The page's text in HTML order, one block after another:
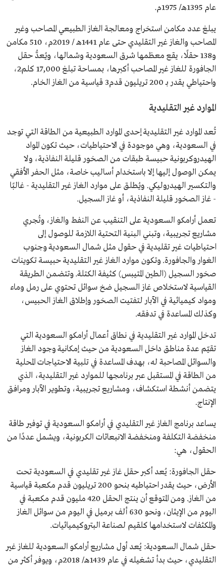
عام 1395هـ/ 1975م.
يبلغ عدد مكامن استخراج ومعالجة الغاز الطبيعي المصاحب وغير
المصاحب والغاز غير التقليدي حتى عام 1441هـ / 2019م، 510 مكامن
و138 حقلًا، يقع معظمها شرق السعودية وشمالها، ويُعدُّ حقل
الجافورة للغاز غير المصاحب أكبرها، بمساحة تبلغ 17,000 كلم2،
واحتياطي يقدر بـ 200 تريليون قدم3 قياسية من الغاز الخام.
الموارد غير التقليدية
تُعد الموارد غير التقليدية إحدى الموارد الطبيعية من الطاقة التي توجد
في السعودية، وهي موجودة في الاحتياطيات، حيث تكون المواد
الهيدروكربونية حبيسة طبقات من الصخور قليلة النفاذية، ولا
يمكن الوصول إليها إلا باستخدام أساليب خاصة، مثل الحفر الأفقي
والتكسير الهيدروليكي. ويُطلق على موارد الغاز غير التقليدية - غالبًا
- غاز الصخور قليلة النفاذية، أو غاز السجيل.
تعمل أرامكو السعودية على التنقيب عن النفط والغاز، وتُجري
مشاريع تجريبية، وتبني البنية التحتية اللازمة للوصول إلى
احتياطيات غير تقليدية في حقول مثل شمال السعودية وجنوب
الغوار والجافورة. وتكون موارد الغاز غير التقليدية حبيسة تكوينات
صخور السجيل (الطين المتيبس) كثيفة الكتلة. وتتضمن الطريقة
القياسية لاستخلاص غاز السجيل ضخ سوائل تحتوي على رمل وماء
ومواد كيميائية في الآبار لتفتيت الصخور وإطلاق الغاز الحبيس،
وكذلك المساعدة في تدفقه.
تدخل الموارد غير التقليدية في نطاق أعمال أرامكو السعودية التي
تقيّم عدة مناطق داخل السعودية من حيث إمكانية وجود الغاز
والسوائل المصاحبة له، بهدف المساعدة في تلبية الاحتياجات المحلية
من الطاقة في المستقبل عبر برنامجها للموارد غير التقليدية، الذي
يتضمن أنشطة استكشاف، ومشاريع تجريبية، وتطوير الآبار ومرافق
الإنتاج.
يساعد برنامج الغاز غير التقليدي في أرامكو السعودية في توفير طاقة
منخفضة التكلفة ومنخفضة الانبعاثات الكربونية، ويشمل عددًا من
الحقول، هي:
حقل الجافورة: يُعد أكبر حقل غاز غير تقليدي في السعودية تحت
الأرض، حيث يقدر احتياطيه بنحو 200 تريليون قدم مكعبة قياسية
من الغاز. ومن المتوقع أن ينتج الحقل 420 مليون قدم مكعبة في
اليوم من الإيثان، ونحو 630 ألف برميل في اليوم من سوائل الغاز
والمكثفات لاستخدامها كلقيم لصناعة البتروكيميائيات.
حقل شمال السعودية: يُعد أول مشاريع أرامكو السعودية للغاز غير
التقليدي، حيث بدأ تشغيله في عام 1439هـ/ 2018م، ويوفر أكثر من